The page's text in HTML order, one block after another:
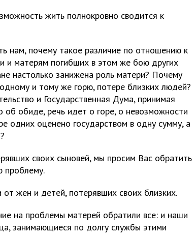
жить полнокровно сводится к
нам, почему такое различие по отношению к
и матерям погибших в этом же бою других
настолько занижена роль матери? Почему
и тому же горю, потере близких людей?
и Государственная Дума, принимая
об обиде, речь идет о горе, о невозможности
одних оценено государством в одну сумму, а
своих сыновей, мы просим Вас обратить
проблему.
жен и детей, потерявших своих близких.
на проблемы матерей обратили все: и наши
занимающиеся по долгу службы этими